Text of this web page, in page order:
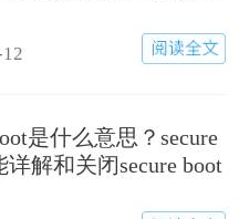
是什么意思？secure
详解和关闭secure boot